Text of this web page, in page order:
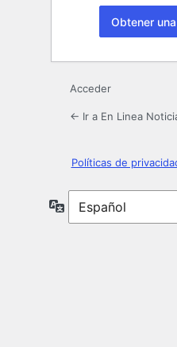
Acceder
← Ir a En Linea
Políticas de
Idioma